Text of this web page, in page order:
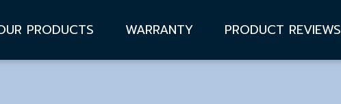
PRODUCTS WARRANTY PRODUCT REVIEWS